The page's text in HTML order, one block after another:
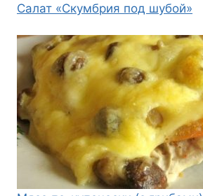
Салат «Скумбрия под шубой»